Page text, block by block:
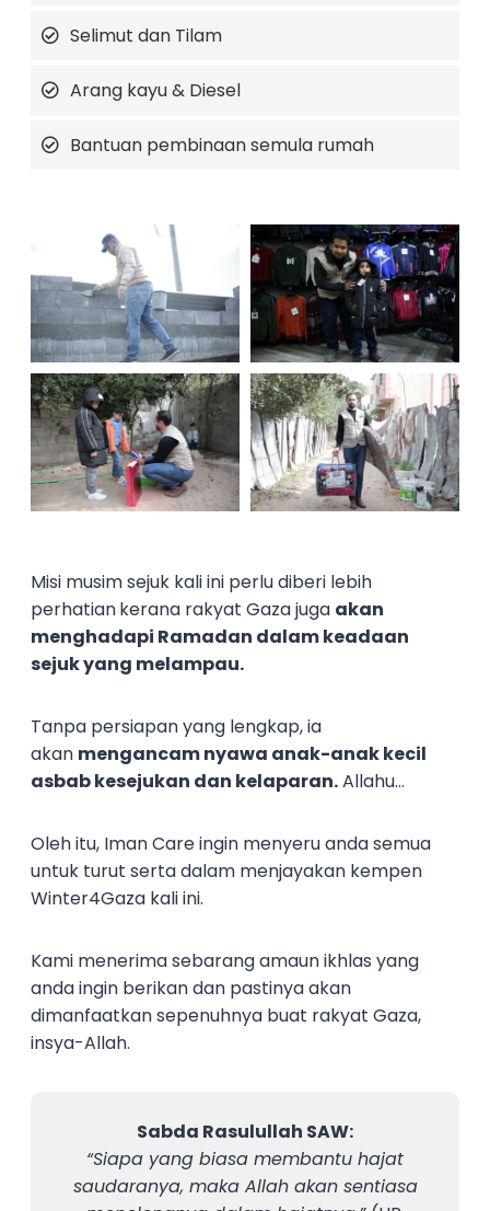
Selimut dan Tilam
Arang kayu & Diesel
Bantuan pembinaan semula rumah
Misi musim sejuk kali ini perlu diberi lebih
perhatiankerana rakyat Gaza juga akan
menghadapi Ramadan dalam keadaan
sejuk yang melampau.
Tanpa persiapan yang lengkap, ia
akan mengancam nyawa anak-anak kecil
asbab kesejukan dan kelaparan.Allahu…
Oleh itu, Iman Care ingin menyeru anda semua
untuk turut serta dalam menjayakan kempen
Winter4Gaza kali ini.
Kami menerima sebarang amaun ikhlas yang
anda ingin berikan dan pastinya akan
dimanfaatkan sepenuhnya buat rakyat Gaza,
insya-Allah.
Sabda Rasulullah SAW:
“Siapa yang biasa membantu hajat
saudaranya, maka Allah akan sentiasa